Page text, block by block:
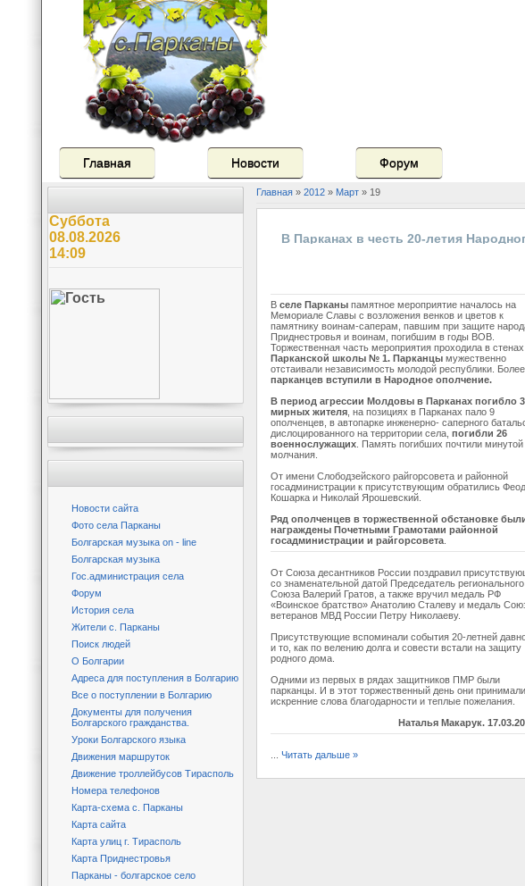
Главная Новости Форум
Суббота
08.08.2026
14:09
Новости сайта
Фото села Парканы
Болгарская музыка on - line
Болгарская музыка
Гос.администрация села
Форум
История села
Жители с. Парканы
Поиск людей
О Болгарии
Адреса для поступления в Болгарию
Все о поступлении в Болгарию
Документы для получения
Болгарского гражданства.
Уроки Болгарского языка
Движения маршруток
Движение троллейбусов Тирасполь
Номера телефонов
Карта-схема с. Парканы
Карта сайта
Карта улиц г. Тирасполь
Карта Приднестровья
Парканы - болгарское село
Главная » 2012 » Март » 19
В Парканах в честь 20-летия
В селе Парканы памятное мероприятие началось на
Мемориале Славы с возложения венков и цветов к
памятнику воинам-саперам, павшим при защите
Приднестровья и воинам, погибшим в годы ВОВ.
Торжественная часть мероприятия проходила в стенах
Парканской школы № 1. Парканцы мужественно
отстаивали независимость молодой республики. Более
парканцев вступили в Народное ополчение.
В период агрессии Молдовы в Парканах погибло 3
мирных жителя , на позициях в Парканах пало 9
ополченцев, в автопарке инженерно- саперного
дислоцированного на территории села, погибли 26
военнослужащих . Память погибших почтили минутой
молчания.
От имени Слободзейского райгорсовета и районной
госадминистрации к присутствующим обратились
Кошарка и Николай Ярошевский.
Ряд ополченцев в торжественной обстановке
награждены Почетными Грамотами районной
госадминистрации и райгорсовета
От Союза десантников России поздравил
со знаменательной датой Председатель регионального
Союза Валерий Гратов, а также вручил медаль РФ
«Воинское братство» Анатолию Сталеву и медаль
ветеранов МВД России Петру Николаеву.
Присутствующие вспоминали события 20-летней
и то, как по велению долга и совести встали на защиту
родного дома.
Одними из первых в рядах защитников ПМР были
парканцы. И в этот торжественный день они принимали
искренние слова благодарности и теплые пожелания.
Наталья Макарук.
Читать дальше »